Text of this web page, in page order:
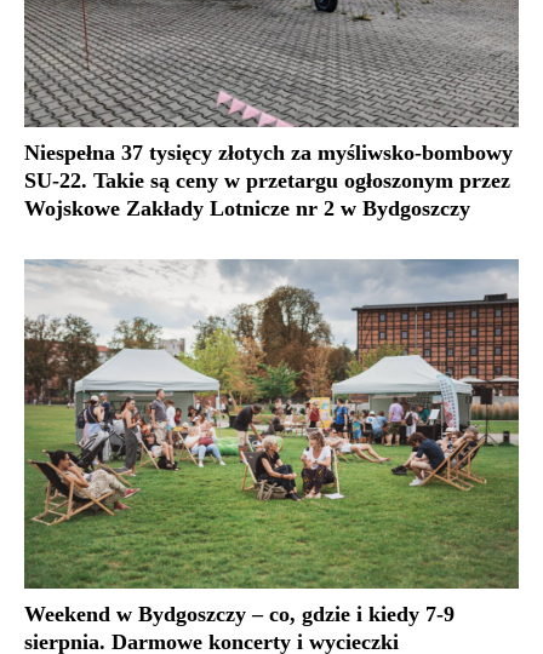
Niespełna 37 tysięcy złotych za myśliwsko-bombowy
SU-22. Takie są ceny w przetargu ogłoszonym przez
Wojskowe Zakłady Lotnicze nr 2 w Bydgoszczy
Weekend w Bydgoszczy – co, gdzie i kiedy 7-9
sierpnia. Darmowe koncerty i wycieczki